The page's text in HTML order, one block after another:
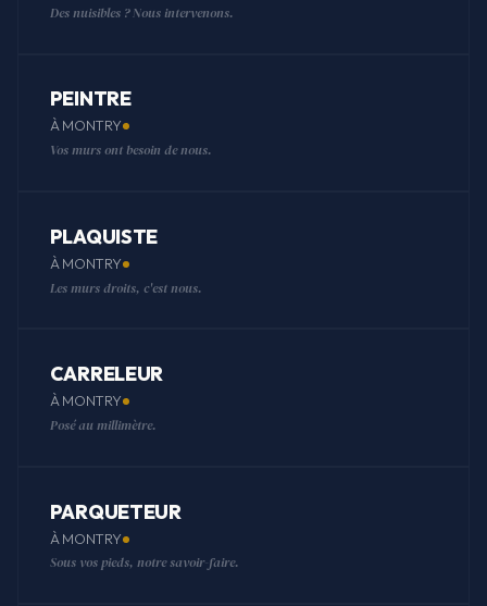
Des nuisibles ? Nous intervenons.
PEINTRE
À MONTRY
Vos murs ont besoin de nous.
PLAQUISTE
À MONTRY
Les murs droits, c'est nous.
CARRELEUR
À MONTRY
Posé au millimètre.
PARQUETEUR
À MONTRY
Sous vos pieds, notre savoir-faire.